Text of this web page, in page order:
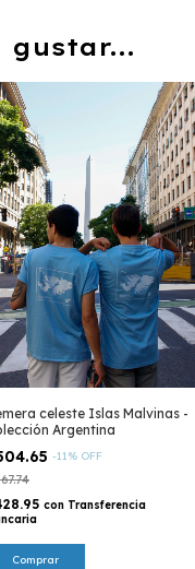
gustar...
celeste Islas Malvinas -
Argentina
-11% OFF
con Transferencia
Comprar